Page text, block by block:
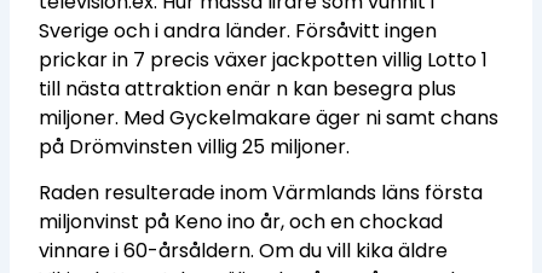
Sverige och i andra länder. Försåvitt ingen
prickar in 7 precis växer jackpotten villig Lotto 1
till nästa attraktion enär n kan besegra plus
miljoner. Med Gyckelmakare äger ni samt chans
på Drömvinsten villig 25 miljoner.
Raden resulterade inom Värmlands läns första
miljonvinst på Keno ino år, och en chockad
vinnare i 60-årsåldern. Om du vill kika äldre